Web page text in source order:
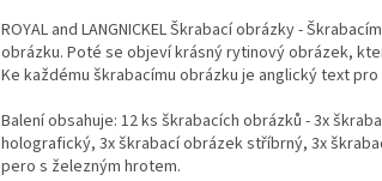
ROYAL and LANGNICKEL Škrabací obrázky -
obrázku. Poté se objeví krásný rytinový obrázek,
Ke každému škrabacímu obrázku je anglický text
Balení obsahuje: 12 ks škrabacích obrázků - 3x
holografický, 3x škrabací obrázek stříbrný, 3x
pero s železným hrotem.